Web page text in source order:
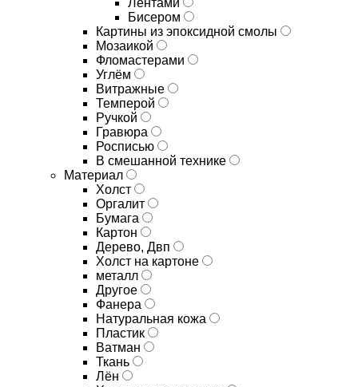
Лентами
Бисером
Картины из эпоксидной смолы
Мозаикой
Фломастерами
Углём
Витражные
Темперой
Ручкой
Гравюра
Росписью
В смешанной технике
Материал
Холст
Оргалит
Бумага
Картон
Дерево, Двп
Холст на картоне
металл
Другое
Фанера
Натуральная кожа
Пластик
Ватман
Ткань
Лён